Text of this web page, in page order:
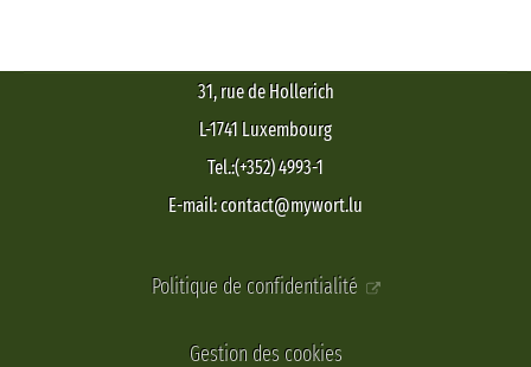
31, rue de Hollerich
L-1741 Luxembourg
Tel.:(+352) 4993-1
E-mail: contact@mywort.lu
Politique de confidentialité
Gestion des cookies